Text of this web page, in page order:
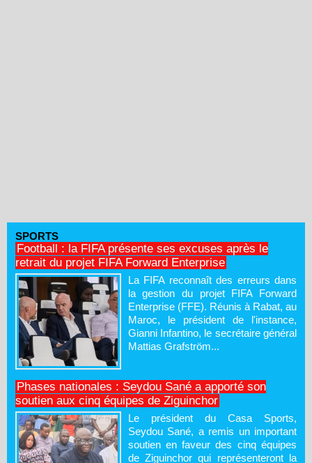
SPORTS
Football : la FIFA présente ses excuses après le
retrait du projet FIFA Forward Enterprise
La FIFA reconnaît des erreurs dans
la gestion du projet FIFA Forward
Enterprise (FFE). Réunis à Rabat, au
Maroc, le président de l'instance,
Gianni Infantino, le secrétaire général
Mattias Grafström...
Phases nationales : Seydou Sané a apporté son
soutien aux cinq équipes de Ziguinchor
Le président du Casa Sports,
Seydou Sané, a remis un important
soutien en faveur des cinq équipes
de Ziguinchor qui représenteront la